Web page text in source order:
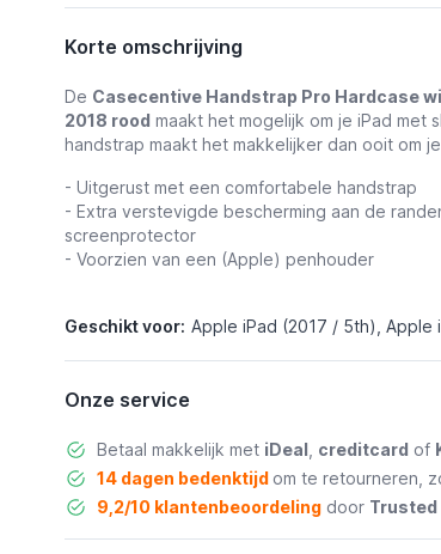
Korte omschrijving
De Casecentive Handstrap Pro Hardcase
2018 rood maakt het mogelijk om je iPad met
handstrap maakt het makkelijker dan ooit om
- Uitgerust met een comfortabele handstrap
- Extra verstevigde bescherming aan de
screenprotector
- Voorzien van een (Apple) penhouder
Geschikt voor: Apple iPad (2017 / 5th), Apple
Onze service
Betaal makkelijk met iDeal creditcard of
14 dagen bedenktijd om te retourneren,
9,2/10 klantenbeoordelingdoor Trusted